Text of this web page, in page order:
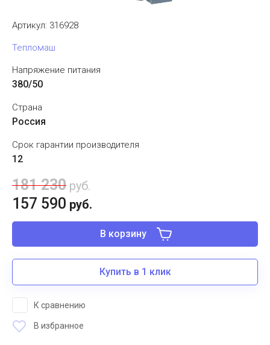
Артикул: 316928
Тепломаш
Напряжение питания
380/50
Страна
Россия
Срок гарантии производителя
12
181 230 руб.
157 590 руб.
В корзину
Купить в 1 клик
К сравнению
В избранное